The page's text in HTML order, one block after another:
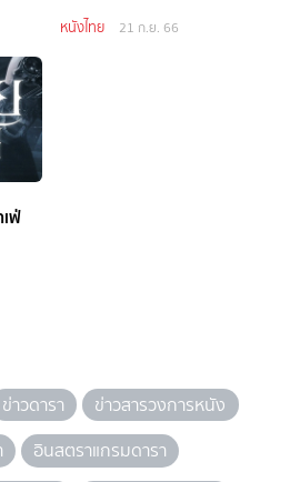
หนังไทย 21 ก.ย. 66
ฟ่
ข่าวดารา
ข่าวสารวงการหนัง
อินสตราแกรมดารา